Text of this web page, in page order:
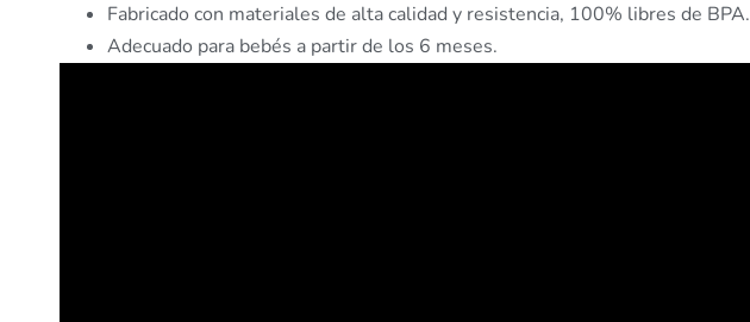
Fabricado con materiales de alta calidad y resistencia, 100% libres de BPA.
Adecuado para bebés a partir de los 6 meses.